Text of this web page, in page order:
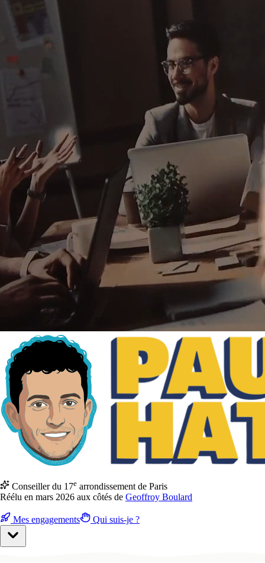
Conseiller du 17e arrondissement de Paris
Réélu en mars 2026 aux côtés de Geoffroy Boulard
Mes engagements Qui suis-je ?